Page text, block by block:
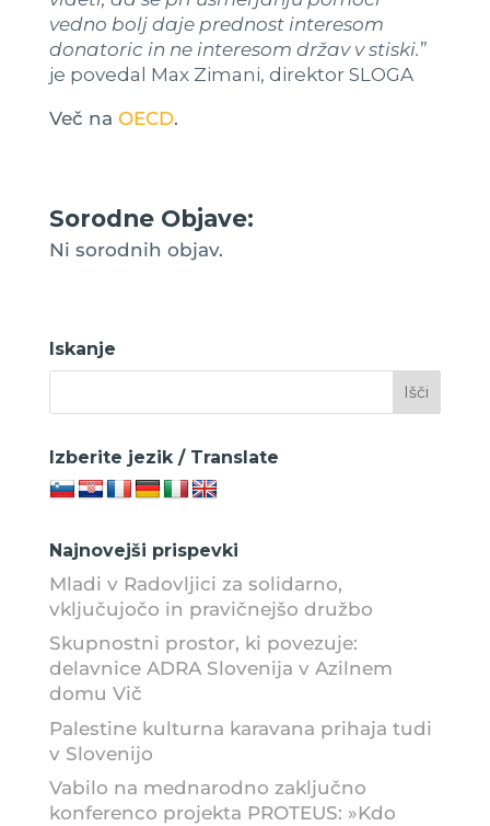
vedno bolj daje prednost interesom
donatoric in ne interesom držav v stiski.”
je povedal Max Zimani, direktor SLOGA
Več na OECD.
Sorodne Objave:
Ni sorodnih objav.
Iskanje
Izberite jezik / Translate
Najnovejši prispevki
Mladi v Radovljici za solidarno,
vključujočo in pravičnejšo družbo
Skupnostni prostor, ki povezuje:
delavnice ADRA Slovenija v Azilnem
domu Vič
Palestine kulturna karavana prihaja tudi
v Slovenijo
Vabilo na mednarodno zaključno
konferenco projekta PROTEUS: »Kdo